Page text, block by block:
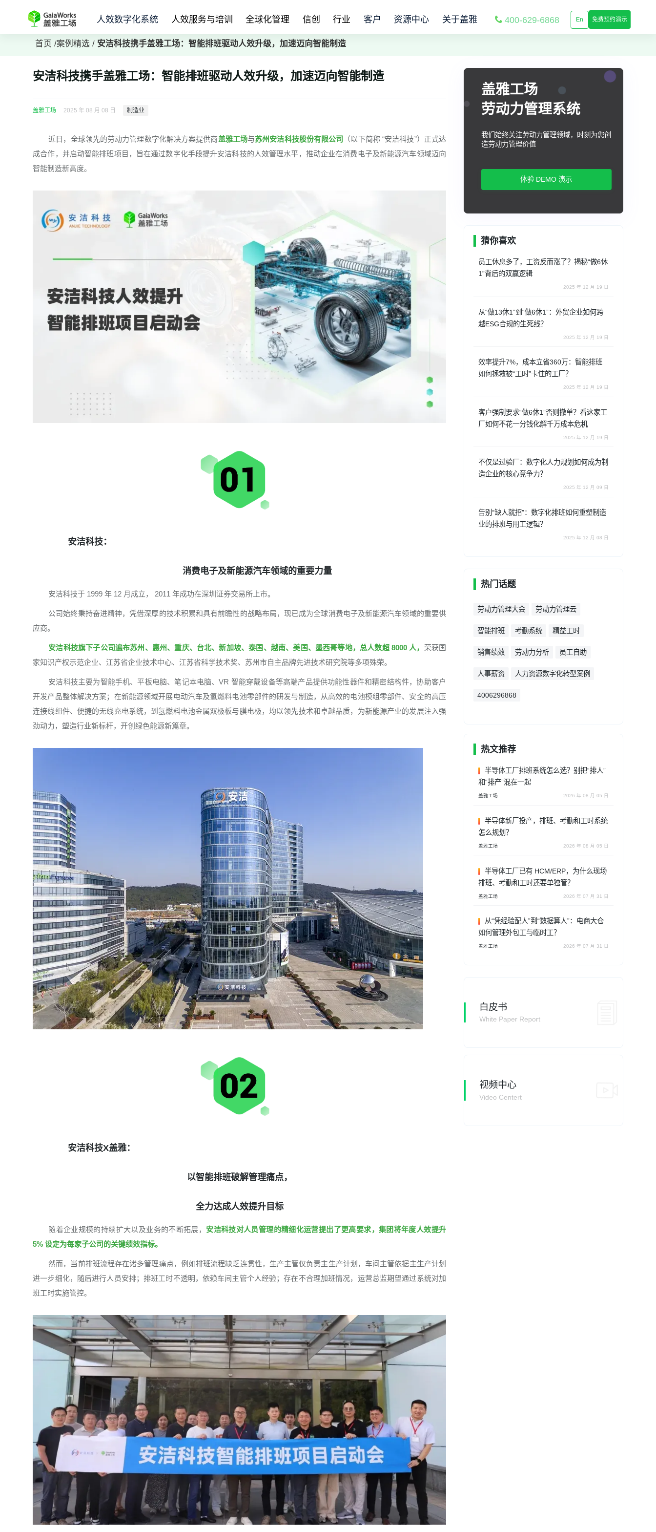
人效数字化系统 人效服务与培训 全球化管理 信创 行业 客户 资源中心 关于盖雅 400-629-6868 En 免费预约演示
首页 /案例精选 / 安洁科技携手盖雅工场：智能排班驱动人效升级，加速迈向智能制造
安洁科技携手盖雅工场：智能排班驱动人效升级，加速迈向智能制造
盖雅工场 2025 年 08 月 08 日 制造业
近日，全球领先的劳动力管理数字化解决方案提供商盖雅工场与苏州安洁科技股份有限公司
（以下简称 “安洁科技”）正式达
成合作，并启动智能排班项目，旨在通过数字化手段提升安洁科技的人效管理水平，推动企业在消费电子及新能源汽车领域迈向
智能制造新高度。
安洁科技：
消费电子及新能源汽车领域的重要力量
安洁科技于 1999 年 12 月成立， 2011 年成功在深圳证券交易所上市。
公司始终秉持奋进精神，凭借深厚的技术积累和具有前瞻性的战略布局，现已成为全球消费电子及新能源汽车领域的重要供
应商。
安洁科技旗下子公司遍布苏州、惠州、重庆、台北、新加坡、泰国、越南、美国、墨西哥等地，总人数超 8000 人， 荣获国
家知识产权示范企业、江苏省企业技术中心、江苏省科学技术奖、苏州市自主品牌先进技术研究院等多项殊荣。
安洁科技主要为智能手机、平板电脑、笔记本电脑、VR 智能穿戴设备等高端产品提供功能性器件和精密结构件，协助客户
开发产品整体解决方案；在新能源领域开展电动汽车及氢燃料电池零部件的研发与制造，从高效的电池模组零部件、安全的高压
连接线组件、便捷的无线充电系统，到氢燃料电池金属双极板与膜电极，均以领先技术和卓越品质，为新能源产业的发展注入强
劲动力，塑造行业新标杆，开创绿色能源新篇章。
安洁科技X盖雅：
以智能排班破解管理痛点，
全力达成人效提升目标
随着企业规模的持续扩大以及业务的不断拓展， 安洁科技对人员管理的精细化运营提出了更高要求，集团将年度人效提升
5% 设定为每家子公司的关键绩效指标。
然而，当前排班流程存在诸多管理痛点，例如排班流程缺乏连贯性，生产主管仅负责主生产计划，车间主管依据主生产计划
进一步细化，随后进行人员安排；排班工时不透明，依赖车间主管个人经验；存在不合理加班情况，运营总监期望通过系统对加
班工时实施管控。
盖雅工场
劳动力管理系统
我们始终关注劳动力管理领域，时刻为您创
造劳动力管理价值
体验 DEMO 演示
猜你喜欢
员工休息多了，工资反而涨了？揭秘“做6休
1”背后的双赢逻辑
2025 年 12 月 19 日
从“做13休1”到“做6休1”：外贸企业如何跨
越ESG合规的生死线？
2025 年 12 月 19 日
效率提升7%，成本立省360万：智能排班
如何拯救被“工时”卡住的工厂？
2025 年 12 月 19 日
客户强制要求“做6休1”否则撤单？看这家工
厂如何不花一分钱化解千万成本危机
2025 年 12 月 19 日
不仅是过验厂：数字化人力规划如何成为制
造企业的核心竞争力？
2025 年 12 月 09 日
告别“缺人就招”：数字化排班如何重塑制造
业的排班与用工逻辑？
2025 年 12 月 08 日
热门话题
劳动力管理大会 劳动力管理云
智能排班 考勤系统 精益工时
销售绩效 劳动力分析 员工自助
人事薪资 人力资源数字化转型案例
4006296868
热文推荐
半导体工厂排班系统怎么选？别把“排人”
和“排产”混在一起
盖雅工场 2026 年 08 月 05 日
半导体新厂投产，排班、考勤和工时系统
怎么规划？
盖雅工场 2026 年 08 月 05 日
半导体工厂已有 HCM/ERP，为什么现场
排班、考勤和工时还要单独管？
盖雅工场 2026 年 07 月 31 日
从“凭经验配人”到“数据算人”：电商大仓
如何管理外包工与临时工？
盖雅工场 2026 年 07 月 31 日
白皮书
White Paper Report
视频中心
Video Centert